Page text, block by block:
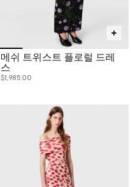
메쉬 트위스트 플로럴 드레
스
$1,985.00